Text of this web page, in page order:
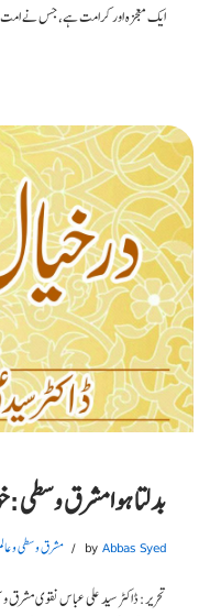
ایک معجزہ اور کرامت ہے، جس نے امت
بدلتا ہوا مشرق وسطی:
by Abbas Syed مشرق وسطی و
تحریر: ڈاکٹر سید علی عباس نقوی مشرق